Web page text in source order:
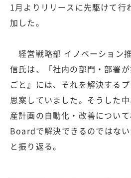
1月よりリリースに先駆けて行
加した。
経営戦略部 イノベーション
信氏は、「社内の部門・部署
ごと』には、それを解決する
思案していました。そうした
産計画の自動化・改善につい
Boardで解決できるのではない
と振り返る。